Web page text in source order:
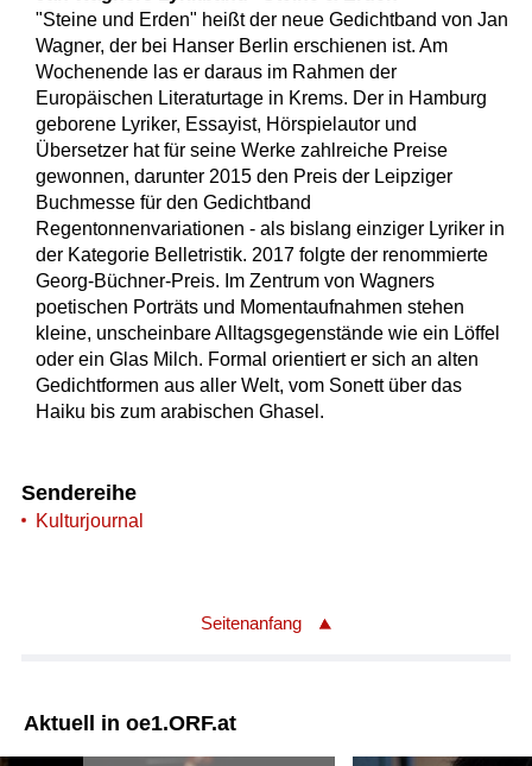
"Steine und Erden" heißt der neue Gedichtband von Jan
Wagner, der bei Hanser Berlin erschienen ist. Am
Wochenende las er daraus im Rahmen der
Europäischen Literaturtage in Krems. Der in Hamburg
geborene Lyriker, Essayist, Hörspielautor und
Übersetzer hat für seine Werke zahlreiche Preise
gewonnen, darunter 2015 den Preis der Leipziger
Buchmesse für den Gedichtband
Regentonnenvariationen - als bislang einziger Lyriker in
der Kategorie Belletristik. 2017 folgte der renommierte
Georg-Büchner-Preis. Im Zentrum von Wagners
poetischen Porträts und Momentaufnahmen stehen
kleine, unscheinbare Alltagsgegenstände wie ein Löffel
oder ein Glas Milch. Formal orientiert er sich an alten
Gedichtformen aus aller Welt, vom Sonett über das
Haiku bis zum arabischen Ghasel.
Sendereihe
Kulturjournal
Seitenanfang
Aktuell in oe1.ORF.at